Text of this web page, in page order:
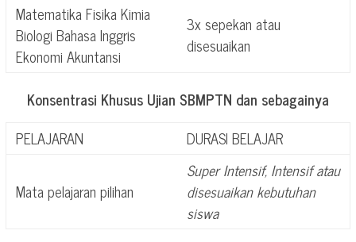
Matematika Fisika Kimia
Biologi Bahasa Inggris
Ekonomi Akuntansi
3x sepekan atau
disesuaikan
Konsentrasi Khusus Ujian SBMPTN dan sebagainya
PELAJARAN
DURASI BELAJAR
Mata pelajaran pilihan
Super Intensif, Intensif atau
disesuaikan kebutuhan
siswa